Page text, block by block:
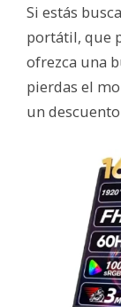
Si estás
portátil, que
ofrezca una
pierdas el
un descuento